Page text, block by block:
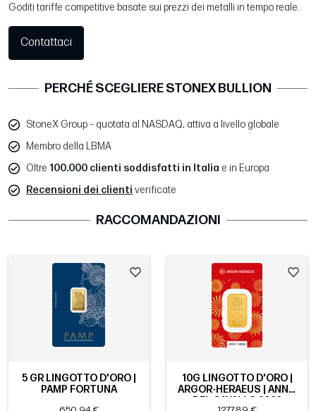
Goditi tariffe competitive basate sui prezzi dei metalli in tempo reale.
Contattaci
PERCHÉ SCEGLIERE STONEX BULLION
StoneX Group – quotata al NASDAQ, attiva a livello globale
Membro della LBMA
Oltre 100.000 clienti soddisfatti in Italia e in Europa
Recensioni dei clienti verificate
RACCOMANDAZIONI
5 GR LINGOTTO D'ORO |
PAMP FORTUNA
10G LINGOTTO D'ORO |
ARGOR-HERAEUS | ANNO